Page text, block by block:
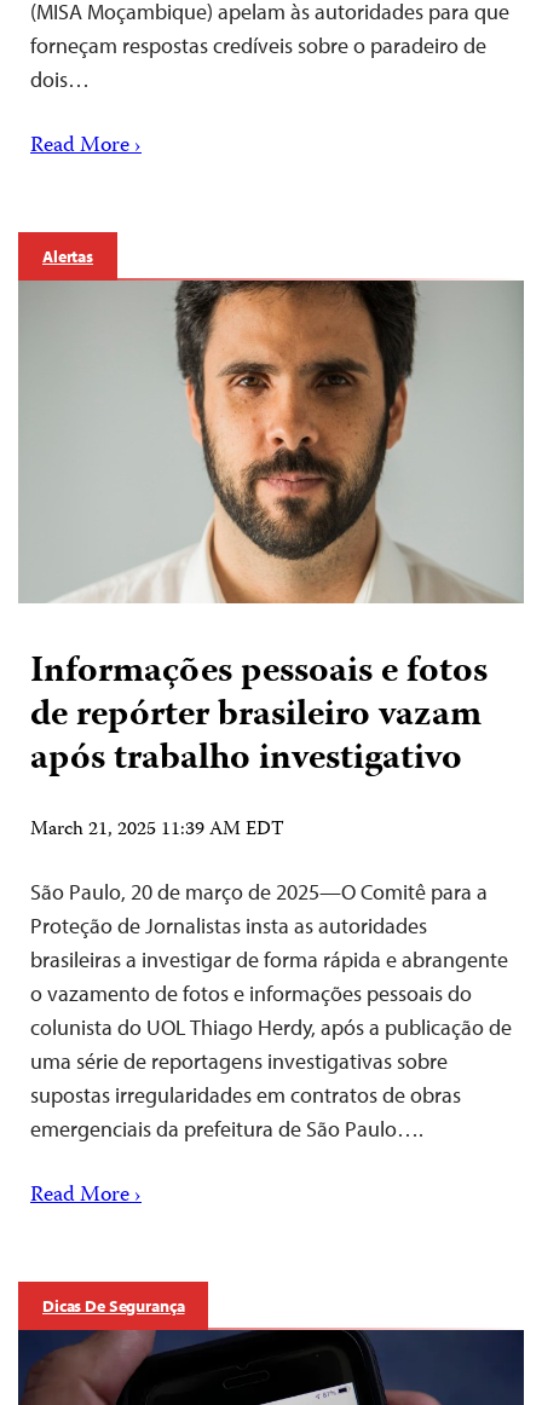
(MISA Moçambique) apelam às autoridades para que
forneçam respostas credíveis sobre o paradeiro de
dois…
Read More ›
Alertas
Informações pessoais e fotos
de repórter brasileiro vazam
após trabalho investigativo
March 21, 2025 11:39 AM EDT
São Paulo, 20 de março de 2025—O Comitê para a
Proteção de Jornalistas insta as autoridades
brasileiras a investigar de forma rápida e abrangente
o vazamento de fotos e informações pessoais do
colunista do UOL Thiago Herdy, após a publicação de
uma série de reportagens investigativas sobre
supostas irregularidades em contratos de obras
emergenciais da prefeitura de São Paulo….
Read More ›
Dicas De Segurança